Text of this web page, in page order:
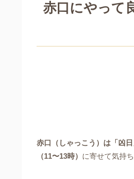
赤口にやって
赤口（しゃっこう）は「凶
（11〜13時） に寄せて気持